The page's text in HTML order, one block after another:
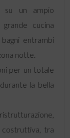
su un ampio
cucina
entrambi
notte.
per un totale
la bella
costruttiva, tra